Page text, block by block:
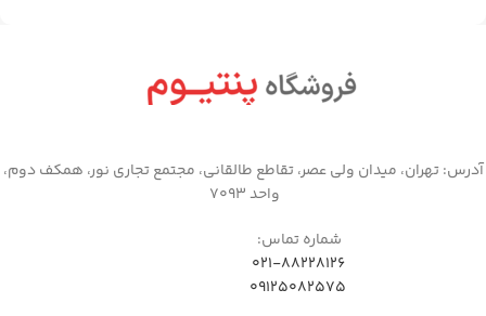
آدرس: تهران، میدان ولی عصر، تقاطع طالقانی، مجتمع تجاری نور، همکف دوم،
واحد 7093
شماره تماس:
021-88228126
09125082575